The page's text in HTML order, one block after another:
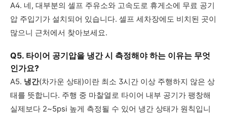
A4. 네, 대부분의 셀프 주유소와 고속도로 휴게소에 무료 공기
압 주입기가 설치되어 있습니다. 셀프 세차장에도 비치된 곳이
많으니 근처에서 찾아보세요.
Q5. 타이어 공기압을 냉간 시 측정해야 하는 이유는 무엇
인가요?
A5. 냉간(차가운 상태)이란 최소 3시간 이상 주행하지 않은 상
태를 뜻합니다. 주행 중 마찰열로 타이어 내부 공기가 팽창해
실제보다 2~5psi 높게 측정될 수 있어 냉간 상태가 원칙입니